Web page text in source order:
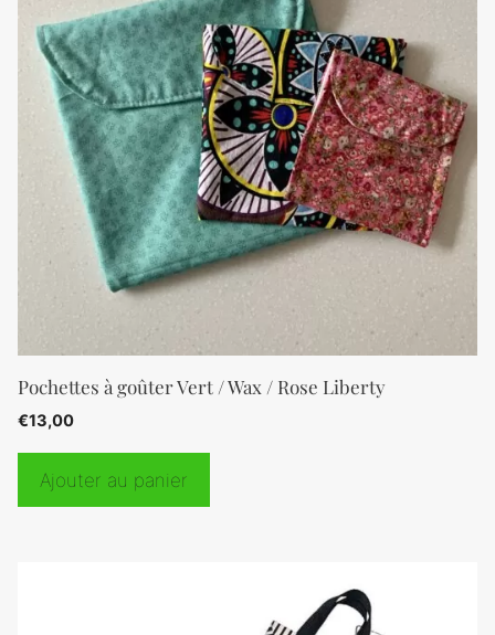
Pochettes à goûter Vert / Wax / Rose Liberty
€13,00
Ajouter au panier